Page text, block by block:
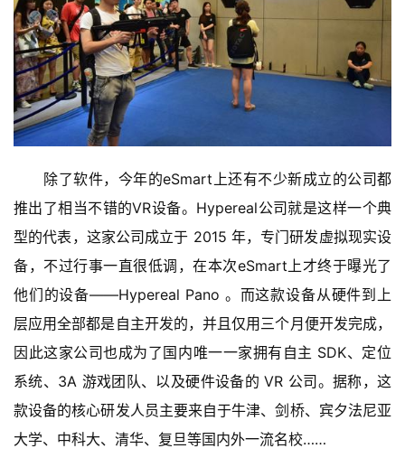
除了软件，今年的eSmart上还有不少新成立的公司都
推出了相当不错的VR设备。Hypereal公司就是这样一个典
型的代表，这家公司成立于 2015 年，专门研发虚拟现实设
备，不过行事一直很低调，在本次eSmart上才终于曝光了
他们的设备——Hypereal Pano 。而这款设备从硬件到上
层应用全部都是自主开发的，并且仅用三个月便开发完成，
因此这家公司也成为了国内唯一一家拥有自主 SDK、定位
系统、3A 游戏团队、以及硬件设备的 VR 公司。据称，这
款设备的核心研发人员主要来自于牛津、剑桥、宾夕法尼亚
大学、中科大、清华、复旦等国内外一流名校……